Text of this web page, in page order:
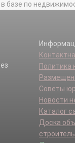
базе по
Политика
Советы
Новости
Каталог
Доска